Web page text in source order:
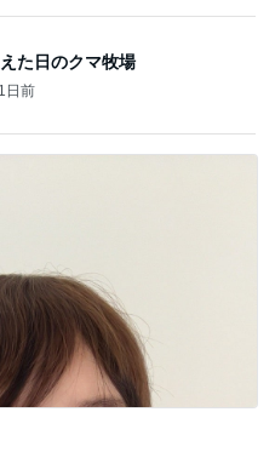
た日のクマ牧場
1日前